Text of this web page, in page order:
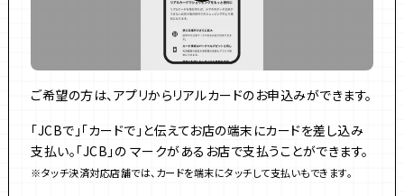
ご希望の方は、アプリからリアルカードのお申込みができます。
「JCBで」「カードで」と伝えてお店の端末にカードを差し込み
支払い。「JCB」の マークがあるお店で支払うことができます。
※タッチ決済対応店舗では、カードを端末にタッチして支払いもできます。